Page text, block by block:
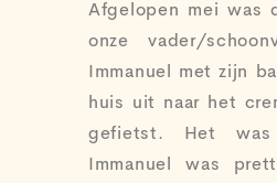
Afgelopen mei was
onze vader/
Immanuel met zijn
huis uit naar het
gefietst. Het
Immanuel was